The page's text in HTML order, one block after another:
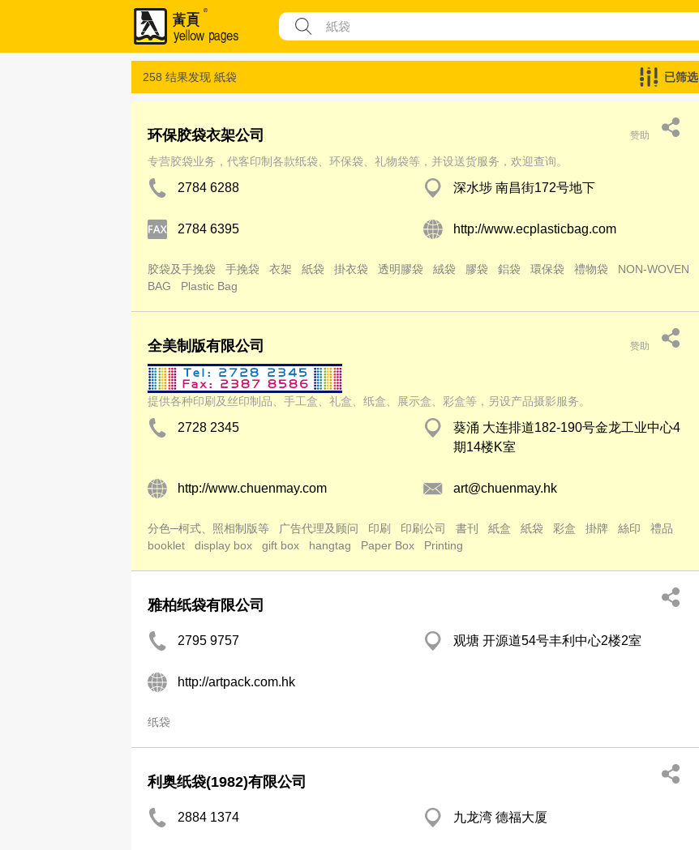
258 结果发现 紙袋 已筛选
环保胶袋衣架公司 赞助
专营胶袋业务，代客印制各款纸袋、环保袋、礼物袋等，并设送货服务，欢迎查询。
2784 6288 深水埗 南昌街172号地下
2784 6395 http://www.ecplasticbag.com
胶袋及手挽袋 手挽袋 衣架 紙袋 掛衣袋 透明膠袋 絨袋 膠袋 鋁袋 環保袋 禮物袋
NON-WOVEN
BAG
Plastic Bag
全美制版有限公司 赞助
提供各种印刷及丝印制品、手工盒、礼盒、纸盒、展示盒、彩盒等，另设产品摄影服务。
2728 2345
葵涌 大连排道182-190号金龙工业中心4
期14楼K室
http://www.chuenmay.com art@chuenmay.hk
分色─柯式、照相制版等 广告代理及顾问 印刷 印刷公司 書刊 紙盒 紙袋 彩盒 掛牌 絲印
禮品
booklet
display box gift box hangtag Paper Box Printing
雅柏纸袋有限公司
2795 9757 观塘 开源道54号丰利中心2楼2室
http://artpack.com.hk
纸袋
利奥纸袋(1982)有限公司
2884 1374 九龙湾 德福大厦